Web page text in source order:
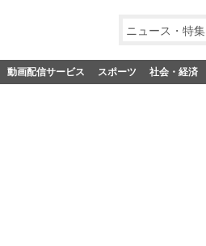
ニュース・特集
動画配信サービス スポーツ 社会・経済